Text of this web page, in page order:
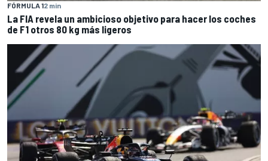
FÓRMULA 12 min
La FIA revela un ambicioso objetivo para hacer los coches
de F1 otros 80 kg más ligeros